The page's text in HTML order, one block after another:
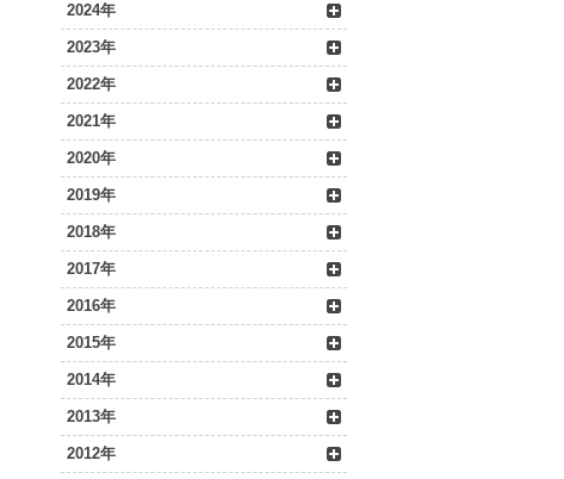
2024年
2023年
2022年
2021年
2020年
2019年
2018年
2017年
2016年
2015年
2014年
2013年
2012年